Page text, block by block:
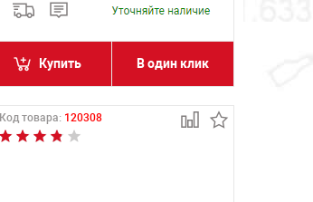
Купить В один клик
Код товара: 120308